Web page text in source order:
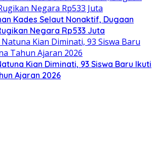
Kades Selaut Nonaktif, Dugaan
Negara Rp533 Juta
Kian Diminati, 93 Siswa Baru Ikuti
Ajaran 2026